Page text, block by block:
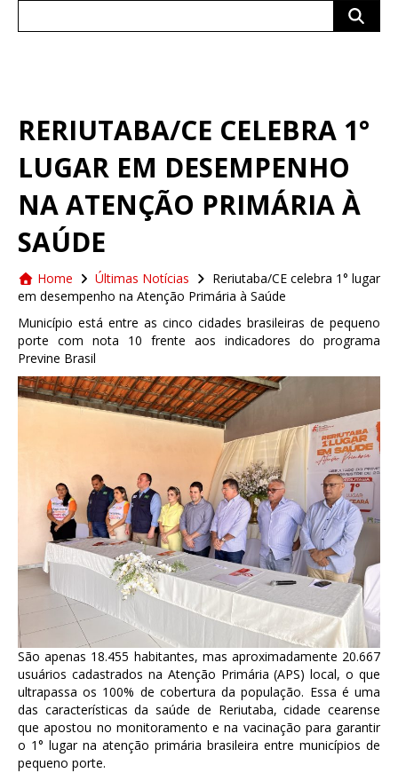
RERIUTABA/CE CELEBRA 1°
LUGAR EM DESEMPENHO
NA ATENÇÃO PRIMÁRIA À
SAÚDE
Home Últimas Notícias
Reriutaba/CE celebra 1° lugar
em desempenho na Atenção Primária à Saúde
Município está entre as cinco cidades brasileiras de pequeno
porte com nota 10 frente aos indicadores do programa
Previne Brasil
São apenas 18.455 habitantes, mas aproximadamente 20.667
usuários cadastrados na Atenção Primária (APS) local, o que
ultrapassa os 100% de cobertura da população. Essa é uma
das características da saúde de Reriutaba, cidade cearense
que apostou no monitoramento e na vacinação para garantir
o 1° lugar na atenção primária brasileira entre municípios de
pequeno porte.